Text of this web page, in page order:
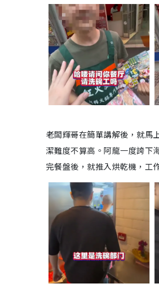
老闆輝哥在簡單講解後，就馬
潔難度不算高。阿龍一度誇下
完餐盤後，就推入烘乾機，工